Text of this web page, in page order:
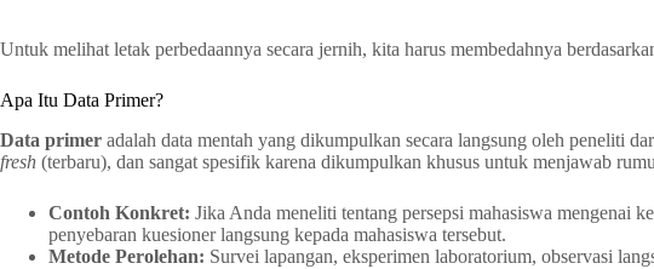
Untuk melihat letak perbedaannya secara jernih, kita harus membedahnya
Apa Itu Data Primer?
Data primer adalah data mentah yang dikumpulkan secara langsung oleh peneliti
fresh (terbaru), dan sangat spesifik karena dikumpulkan khusus untuk menjawab
Contoh Konkret: Jika Anda meneliti tentang persepsi mahasiswa mengenai
penyebaran kuesioner langsung kepada mahasiswa tersebut.
Metode Perolehan: Survei lapangan, eksperimen laboratorium, observasi